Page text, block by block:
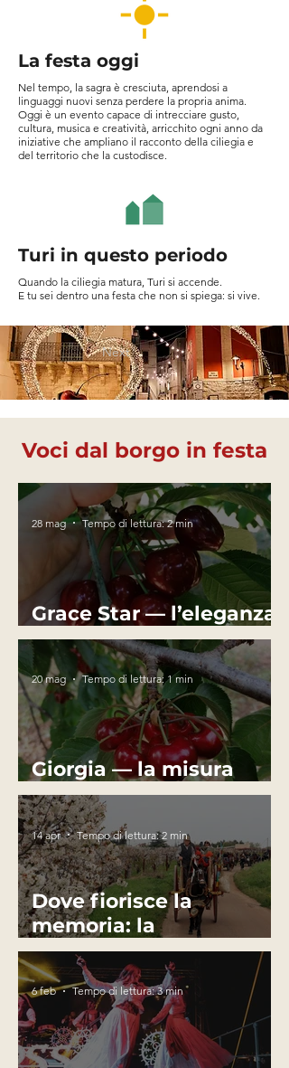
La festa oggi
Nel tempo, la sagra è cresciuta, aprendosi a
linguaggi nuovi senza perdere la propria anima.
Oggi è un evento capace di intrecciare gusto,
cultura, musica e creatività, arricchito ogni anno da
iniziative che ampliano il racconto della ciliegia e
del territorio che la custodisce.
Turi in questo periodo
Quando la ciliegia matura, Turi si accende.
E tu sei dentro una festa che non si spiega: si vive.
Next
Voci dal borgo in festa
Grace Star — l’eleganza
che si afferma
28 mag Tempo di lettura: 2 min
Giorgia — la misura
silenziosa dell’equilibrio
20 mag Tempo di lettura: 1 min
Dove fiorisce la
memoria: la
Passeggiata tra i ciliegi
in fiore di Turi
14 apr Tempo di lettura: 2 min
6 feb Tempo di lettura: 3 min